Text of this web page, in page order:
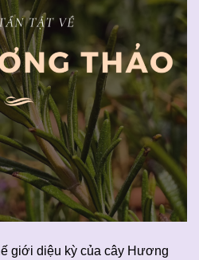
giới diệu kỳ của cây Hương